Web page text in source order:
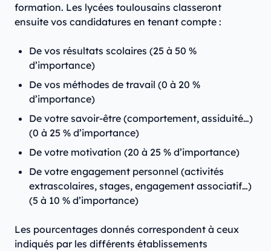
formation. Les lycées toulousains classeront
ensuite vos candidatures en tenant compte :
De vos résultats scolaires (25 à 50 %
d’importance)
De vos méthodes de travail (0 à 20 %
d’importance)
De votre savoir-être (comportement, assiduité…)
(0 à 25 % d’importance)
De votre motivation (20 à 25 % d’importance)
De votre engagement personnel (activités
extrascolaires, stages, engagement associatif…)
(5 à 10 % d’importance)
Les pourcentages donnés correspondent à ceux
indiqués par les différents établissements